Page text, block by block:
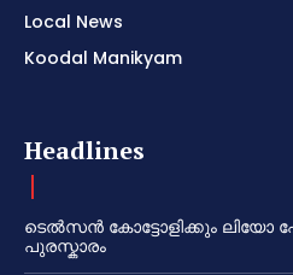
Local News
Koodal Manikyam
Headlines
ടെൽസൻ കോട്ടോളിക്കും
പുരസ്കാരം